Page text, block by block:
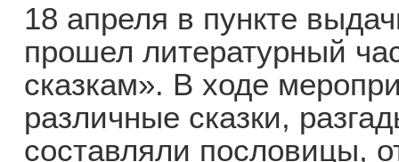
18 апреля в пункте
прошел литературный
сказкам». В ходе
различные сказки,
составляли пословицы,